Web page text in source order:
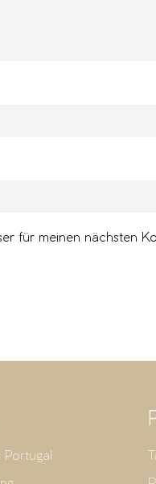
für meinen nächsten
Portugal